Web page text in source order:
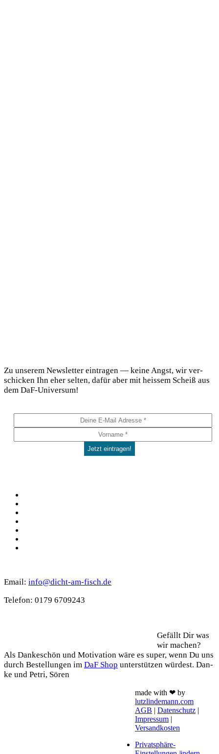
Zu unse­rem News­let­ter ein­tra­gen — kei­ne Angst, wir ver­
schi­cken Ihn eher sel­ten, dafür aber mit heis­sem Scheiß aus
dem DaF-Universum!
Email: info@dicht-am-fisch.de
Tele­fon: 0179 6709243
Gefällt Dir was
wir machen?
Als Dan­ke­schön und Moti­va­ti­on wäre es super, wenn Du uns
durch Bestel­lun­gen im DaF Shop unter­stüt­zen wür­dest. Dan­
ke und Petri, Sören
made with ❤ by
lutzlindemann.com
AGB | Datenschutz |
Impressum |
Versandkosten
Privatsphäre-